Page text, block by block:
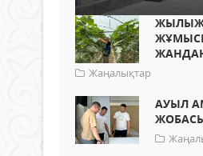
Жаңалықтар
АУЫЛ